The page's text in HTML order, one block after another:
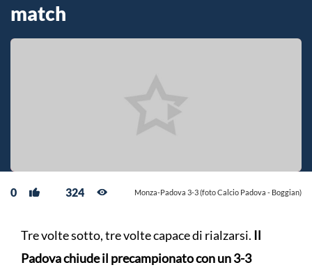
match
0 324 Monza-Padova 3-3 (foto Calcio Padova - Boggian)
Tre volte sotto, tre volte capace di rialzarsi. Il
Padova chiude il precampionato con un 3-3